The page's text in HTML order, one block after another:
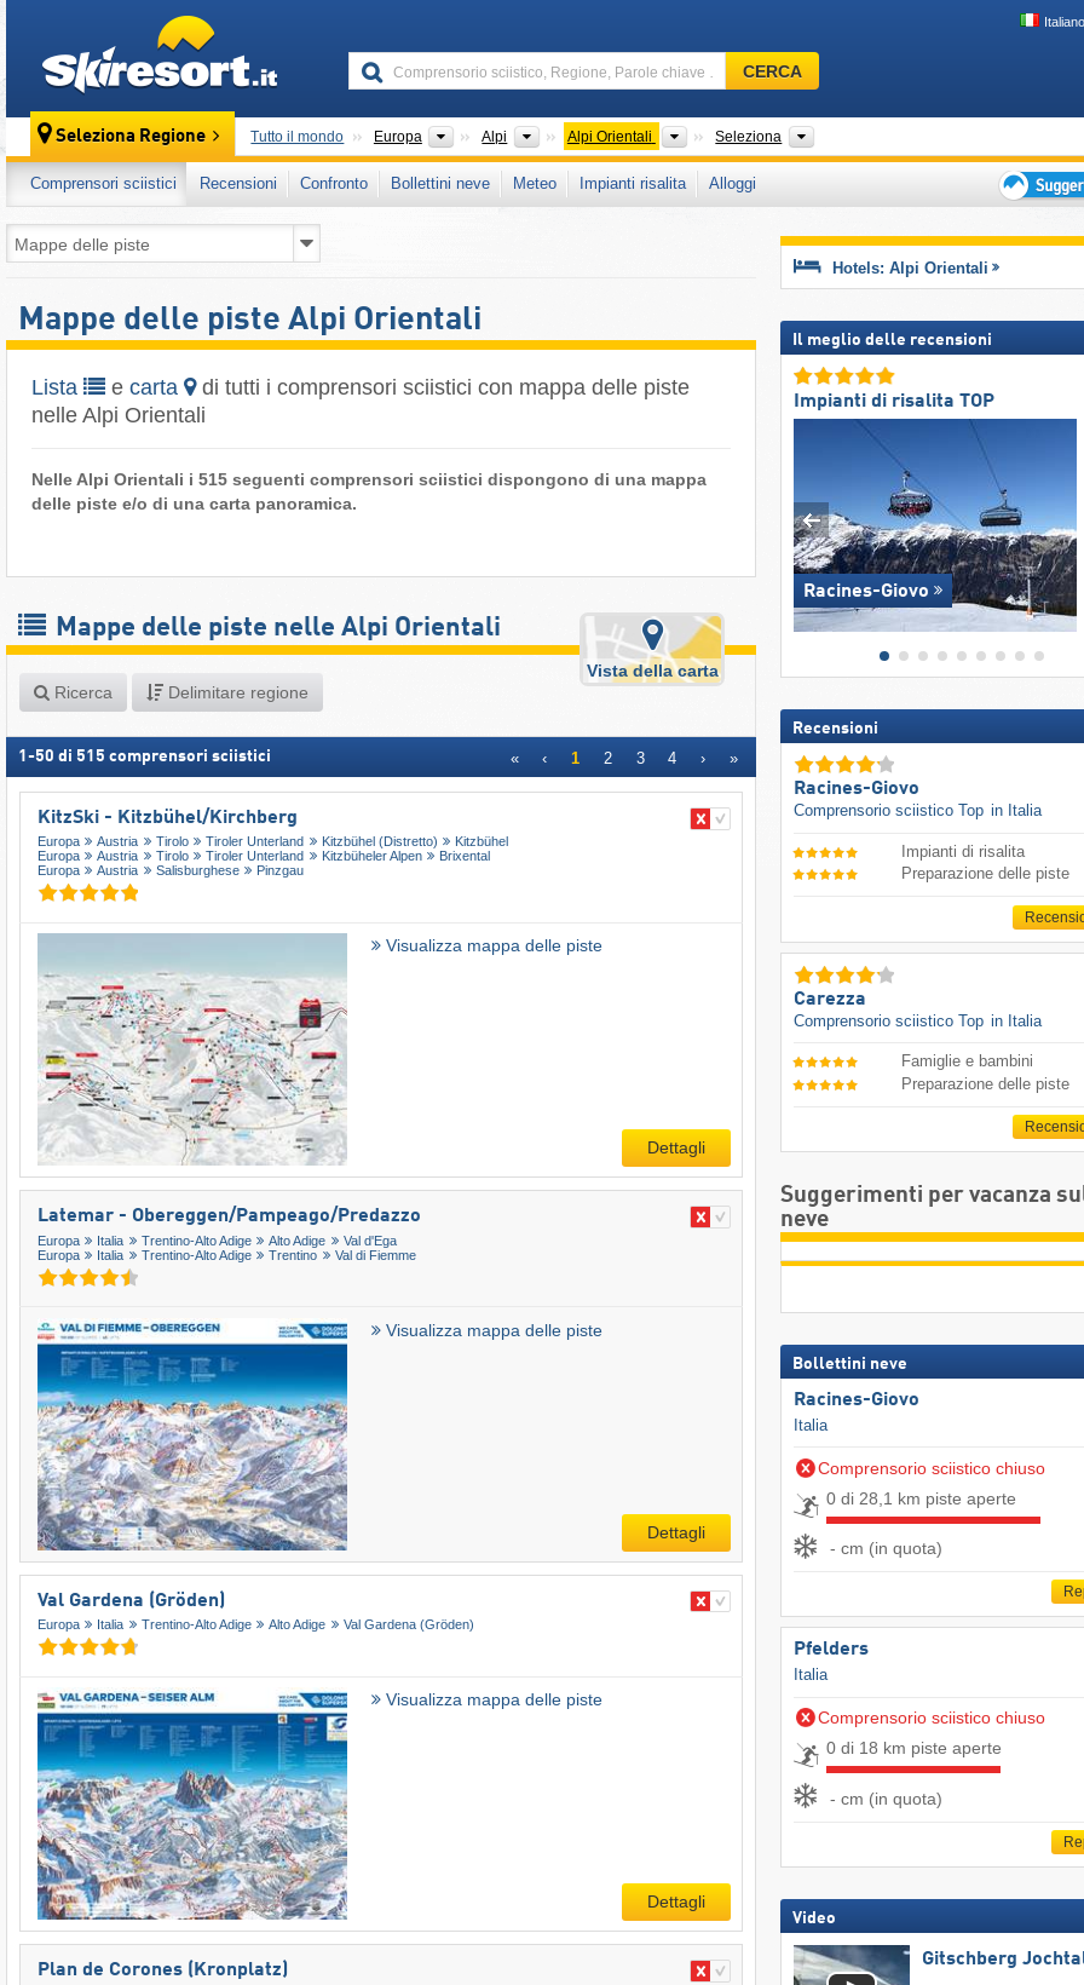
Italiano
Comprensorio
sciistico,
Parole
chiave
…
CERCA
Seleziona Regione Tutto il mondo Europa Continenti
Alpi catene montuose
Alpi Orientali Catene montuose
Seleziona
Comprensori sciistici Recensioni Confronto Bollettini neve Meteo Impianti risalita
Alloggi
per
vacanza
Mappe delle piste Alpi Orientali
Lista e carta
di tutti i comprensori sciistici con mappa delle piste
nelle Alpi Orientali
Nelle Alpi Orientali i 515 seguenti comprensori sciistici dispongono di una mappa
delle piste e/o di una carta panoramica.
Mappe delle piste nelle Alpi Orientali
Ricerca Delimitare regione
Vista della carta
1 -50 di 515 comprensori sciistici « ‹ 1 2 3 4 › »
KitzSki - Kitzbühel/​Kirchberg
Europa Austria Tirolo Tiroler Unterland Kitzbühel (Distretto)
Kitzbühel
Europa
Austria Tirolo Tiroler Unterland Kitzbüheler Alpen
Brixental
Europa
Austria Salisburghese Pinzgau
Visualizza mappa delle piste
Dettagli
Latemar - Obereggen/​Pampeago/​Predazzo
Europa Italia Trentino-Alto Adige Alto Adige
Val d'Ega
Europa
Italia Trentino-Alto Adige Trentino Val di Fiemme
Visualizza mappa delle piste
Dettagli
Val Gardena (Gröden)
Europa Italia Trentino-Alto Adige Alto Adige Val Gardena (Gröden)
Visualizza mappa delle piste
Dettagli
Plan de Corones (Kronplatz)
Hotels: Alpi Orientali
Il meglio delle recensioni
Impianti di risalita TOP
Racines-Giovo
Recensioni
Racines-Giovo
Comprensorio sciistico Top in Italia
Impianti di risalita
Preparazione delle piste
Carezza
Comprensorio sciistico Top in Italia
Famiglie e bambini
Preparazione delle piste
Suggerimenti per vacanza
neve
Bollettini neve
Racines-Giovo
Italia
Comprensorio sciistico chiuso
0 di 28,1 km piste aperte
- cm (in quota)
Pfelders
Italia
Comprensorio sciistico chiuso
0 di 18 km piste aperte
- cm (in quota)
Video
Gitschberg